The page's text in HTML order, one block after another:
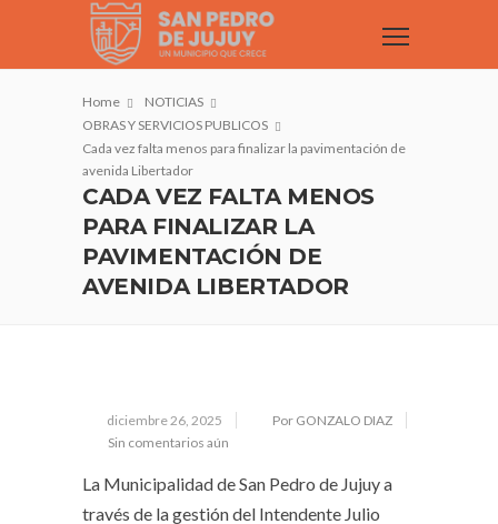
Home
NOTICIAS
OBRAS Y SERVICIOS PUBLICOS
Cada vez falta menos para finalizar la pavimentación de
avenida Libertador
CADA VEZ FALTA MENOS
PARA FINALIZAR LA
PAVIMENTACIÓN DE
AVENIDA LIBERTADOR
diciembre 26, 2025
Por GONZALO DIAZ
Sin comentarios aún
La Municipalidad de San Pedro de Jujuy a
través de la gestión del Intendente Julio